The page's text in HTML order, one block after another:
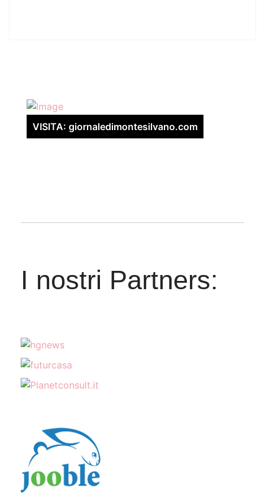
VISITA: giornaledimontesilvano.com
I nostri Partners: